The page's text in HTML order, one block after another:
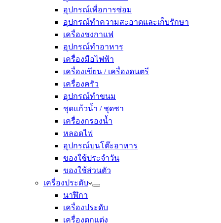
อุปกรณ์เพื่อการซ่อม
อุปกรณ์ทำความสะอาดและเก็บรักษา
เครื่องชงกาแฟ
อุปกรณ์ทำอาหาร
เครื่องมือไฟฟ้า
เครื่องเขียน / เครื่องดนตรี
เครื่องครัว
อุปกรณ์ทำขนม
ชุดแก้วน้ำ / ชุดชา
เครื่องกรองน้ำ
หลอดไฟ
อุปกรณ์บนโต๊ะอาหาร
ของใช้ประจำวัน
ของใช้ส่วนตัว
เครื่องประดับ
นาฬิกา
เครื่องประดับ
เครื่องตกแต่ง